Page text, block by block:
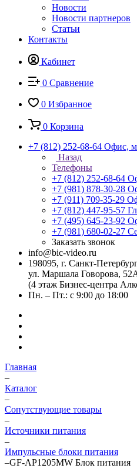
Новости
Новости партнеров
Статьи
Контакты
Кабинет
0 Сравнение
0 Избранное
0 Корзина
+7 (812) 252-68-64 Офис,
Назад
Телефоны
+7 (812) 252-68-64
+7 (981) 878-30-28
+7 (911) 709-35-29
+7 (812) 447-95-57
+7 (495) 645-23-92
+7 (981) 680-02-27
Заказать звонок
info@bic-video.ru
198095, г. Санкт-
ул. Маршала Говорова,
(4 этаж Бизнес-центра
Пн. – Пт.: с 9:00 до 18:00
Главная
–
Каталог
–
Сопутствующие товары
–
Источники питания
–
Импульсные блоки питания
–GF-AP1205MW Блок питания